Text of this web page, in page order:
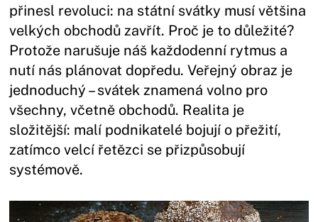
přinesl revoluci: na státní svátky musí většina
velkých obchodů zavřít. Proč je to důležité?
Protože narušuje náš každodenní rytmus a
nutí nás plánovat dopředu. Veřejný obraz je
jednoduchý – svátek znamená volno pro
všechny, včetně obchodů. Realita je
složitější: malí podnikatelé bojují o přežití,
zatímco velcí řetězci se přizpůsobují
systémově.